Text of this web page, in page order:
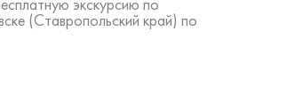
экскурсию по
(Ставропольский край) по